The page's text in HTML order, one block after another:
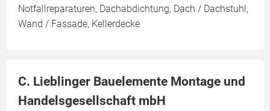
Notfallreparaturen, Dachabdichtung, Dach / Dachstuhl,
Wand / Fassade, Kellerdecke
C. Lieblinger Bauelemente Montage und
Handelsgesellschaft mbH